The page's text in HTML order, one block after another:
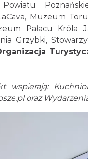
Muzeum
Pałacu Króla
Grzybki,
wspierają:
oraz